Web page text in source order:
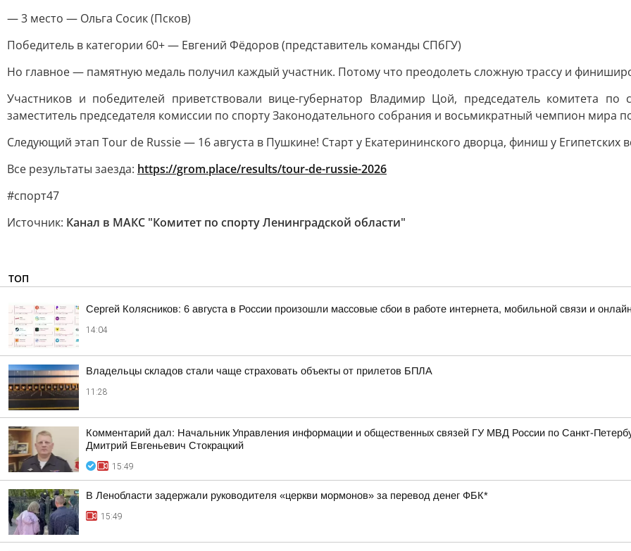
— 3 место — Ольга Сосик (Псков)
Победитель в категории 60+ — Евгений Фёдоров (представитель команды СПбГУ)
Но главное — памятную медаль получил каждый участник. Потому что преодолеть сложную трассу и
Участников и победителей приветствовали вице-губернатор Владимир Цой, председатель комитета по
заместитель председателя комиссии по спорту Законодательного собрания и восьмикратный чемпион мира
Следующий этап Tour de Russie — 16 августа в Пушкине! Старт у Екатерининского дворца, финиш у Египетских
Все результаты заезда: https://grom.place/results/tour-de-russie-2026
#спорт47
Источник: Канал в МАКС "Комитет по спорту Ленинградской области"
ТОП
Сергей Колясников: 6 августа в России произошли массовые сбои в работе интернета, мобильной связи и
14:04
Владельцы складов стали чаще страховать объекты от прилетов БПЛА
11:28
Комментарий дал: Начальник Управления информации и общественных связей ГУ МВД России по Санкт-
Дмитрий Евгеньевич Стокрацкий
15:49
В Ленобласти задержали руководителя «церкви мормонов» за перевод денег ФБК*
15:49